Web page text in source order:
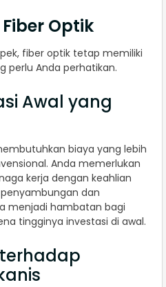
Optik
fiber optik tetap memiliki
perlu Anda perhatikan.
Awal yang
biaya yang lebih
Anda memerlukan
kerja dengan keahlian
dan
menjadi hambatan bagi
tingginya investasi di awal.